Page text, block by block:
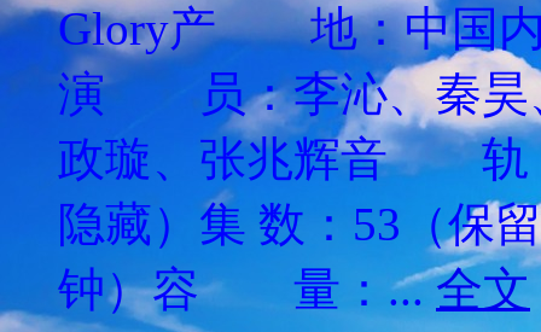
Glory产 地：中国
演 员：李沁、秦昊
政璇、张兆辉音 轨
隐藏）集 数：53（保
钟）容 量：...全文